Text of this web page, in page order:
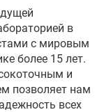
в
с мировым
более 15 лет.
и
позволяет нам
всех